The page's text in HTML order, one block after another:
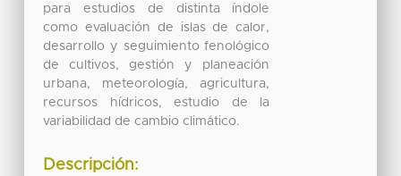
para estudios de distinta índole
como evaluación de islas de calor,
desarrollo y seguimiento fenológico
de cultivos, gestión y planeación
urbana, meteorología, agricultura,
recursos hídricos, estudio de la
variabilidad de cambio climático.
Descripción: